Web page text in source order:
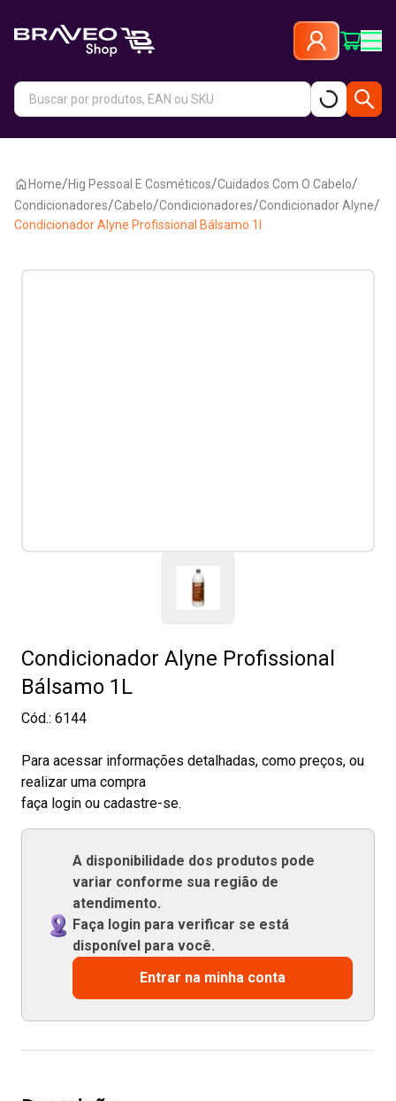
Home/Hig Pessoal E Cosméticos/Cuidados Com O Cabelo/
Condicionadores/Cabelo/Condicionadores/Condicionador Alyne/
Condicionador Alyne Profissional Bálsamo 1l
Condicionador Alyne Profissional
Bálsamo 1L
Cód.: 6144
Para acessar informações detalhadas, como preços, ou
realizar uma compra
faça login ou cadastre-se.
A disponibilidade dos produtos pode
variar conforme sua região de
atendimento.
Faça login para verificar se está
disponível para você.
Entrar na minha conta